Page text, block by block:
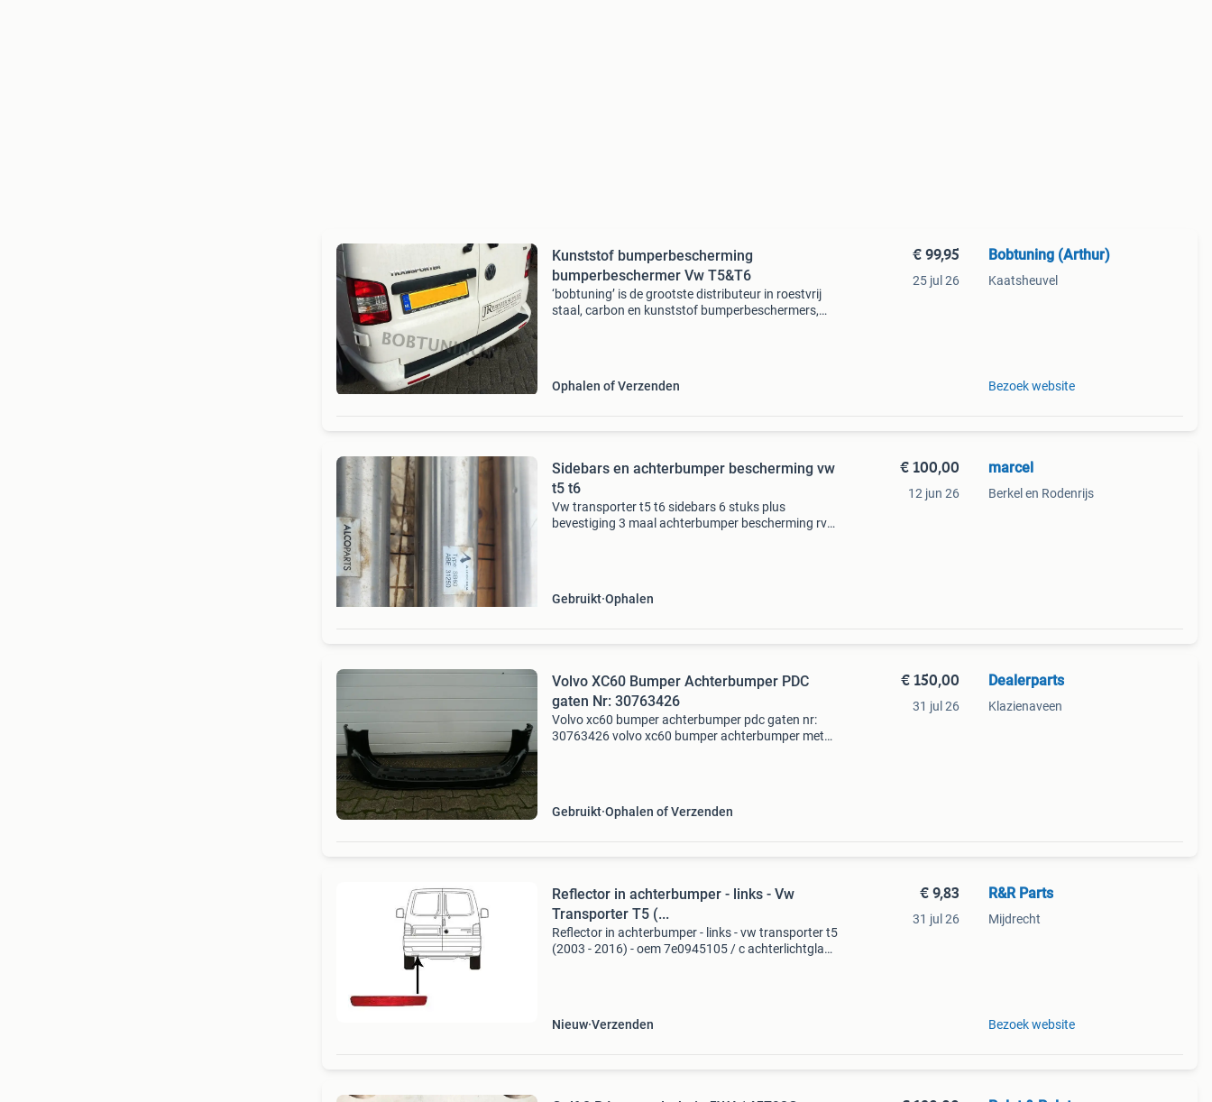
Kunststof bumperbescherming
bumperbeschermer Vw T5&T6
‘bobtuning’ is de grootste distributeur in roestvrij
staal, carbon en kunststof bumperbeschermers,
Ophalen of Verzenden
€ 99,95
25 jul 26
Bobtuning (Arthur)
Kaatsheuvel
Bezoek website
Sidebars en achterbumper bescherming vw
t5 t6
Vw transporter t5 t6 sidebars 6 stuks plus
bevestiging 3 maal achterbumper bescherming rvs
Gebruikt Ophalen
€ 100,00
12 jun 26
marcel
Berkel en Rodenrijs
Volvo XC60 Bumper Achterbumper PDC
gaten Nr: 30763426
Volvo xc60 bumper achterbumper pdc gaten nr:
30763426 volvo xc60 bumper achterbumper met
Gebruikt Ophalen of Verzenden
€ 150,00
31 jul 26
Dealerparts
Klazienaveen
Reflector in achterbumper - links - Vw
Transporter T5 (...
Reflector in achterbumper - links - vw transporter t5
(2003 - 2016) - oem 7e0945105 / c achterlichtglas
Nieuw Verzenden
€ 9,83
31 jul 26
R&R Parts
Mijdrecht
Bezoek website